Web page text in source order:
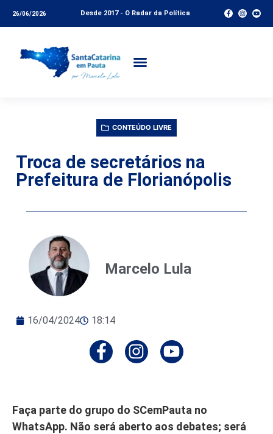
26/06/2026 Desde 2017 - O Radar da Política
CONTEÚDO LIVRE
Troca de secretários na
Prefeitura de Florianópolis
Marcelo Lula
16/04/2024 18:14
Faça parte do grupo do SCemPauta no
WhatsApp. Não será aberto aos debates; será